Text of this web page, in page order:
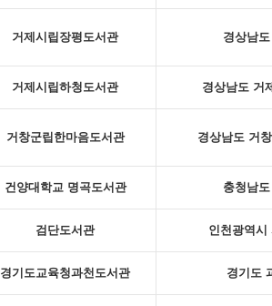
거제시립장평도서관 경상남
거제시립하청도서관 경상남도 거
거창군립한마음도서관 경상남도 거
건양대학교 명곡도서관 충청남
검단도서관 인천광역시
경기도교육청과천도서관 경기도